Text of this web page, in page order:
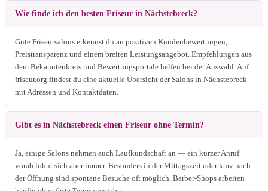
Wie finde ich den besten Friseur in Nächstebreck?
Gute Friseursalons erkennst du an positiven Kundenbewertungen,
Preistransparenz und einem breiten Leistungsangebot. Empfehlungen aus
dem Bekanntenkreis und Bewertungsportale helfen bei der Auswahl. Auf
friseur.org findest du eine aktuelle Übersicht der Salons in Nächstebreck
mit Adressen und Kontaktdaten.
Gibt es in Nächstebreck einen Friseur ohne Termin?
Ja, einige Salons nehmen auch Laufkundschaft an — ein kurzer Anruf
vorab lohnt sich aber immer. Besonders in der Mittagszeit oder kurz nach
der Öffnung sind spontane Besuche oft möglich. Barber-Shops arbeiten